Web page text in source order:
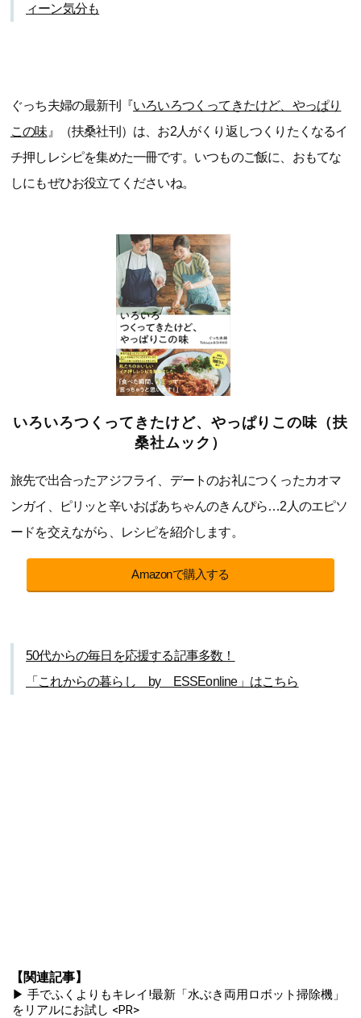
ィーン気分も
ぐっち夫婦の最新刊『いろいろつくってきたけど、やっぱり
この味 』（扶桑社刊）は、お2人がくり返しつくりたくなるイ
チ押しレシピを集めた一冊です。いつものご飯に、おもてな
しにもぜひお役立てくださいね。
いろいろつくってきたけど、やっぱりこの味（扶
桑社ムック）
旅先で出合ったアジフライ、デートのお礼につくったカオマ
ンガイ、ピリッと辛いおばあちゃんのきんぴら…2人のエピソ
ードを交えながら、レシピを紹介します。
Amazonで購入する
50代からの毎日を応援する記事多数！
「これからの暮らし by ESSEonline」はこちら
【関連記事】
▶ 手でふくよりもキレイ!最新「水ぶき両用ロボット掃除機」
をリアルにお試し <PR>